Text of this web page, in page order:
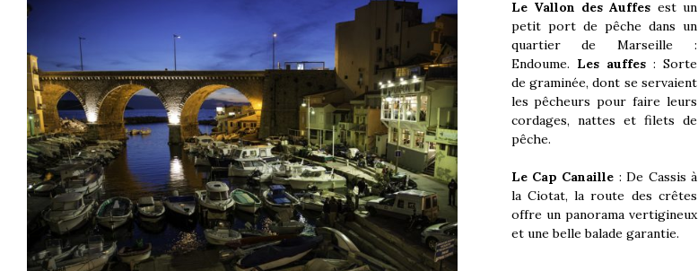
Le Vallon des Auffes est un
petit port de pêche dans un
quartier de Marseille :
Endoume. Les auffes: Sorte
de graminée, dont se servaient
les pêcheurs pour faire leurs
cordages, nattes et filets de
pêche.
Le Cap Canaille : De Cassis à
la Ciotat, la route des crêtes
offre un panorama vertigineux
et une belle balade garantie.